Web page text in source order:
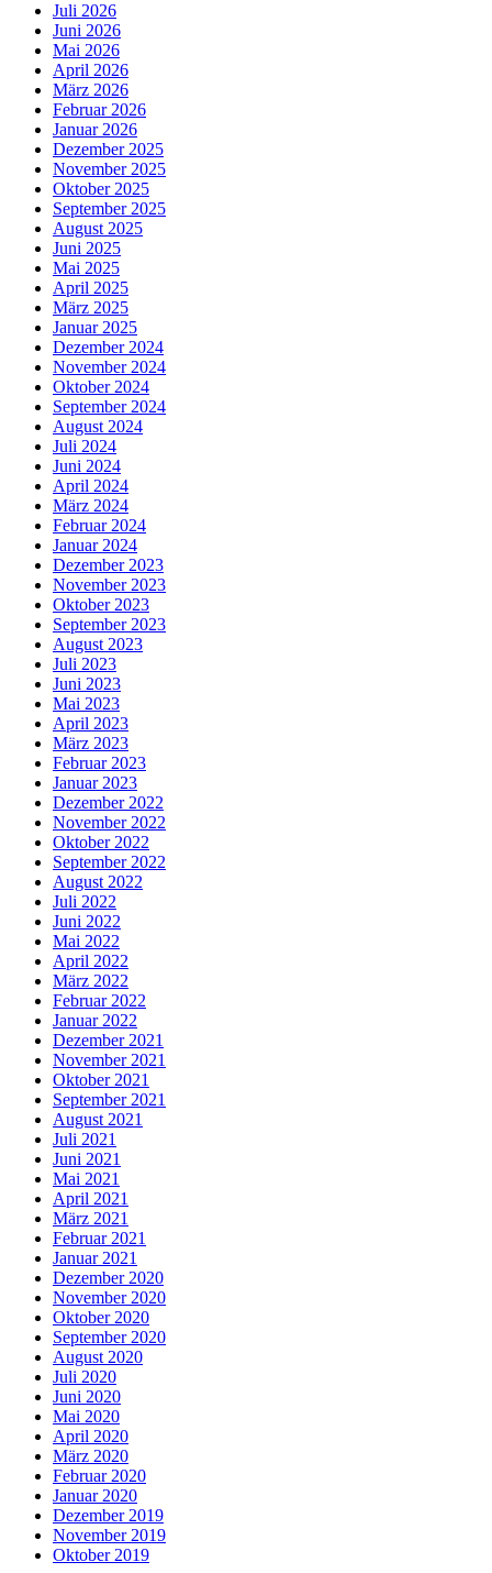
Juli 2026
Juni 2026
Mai 2026
April 2026
März 2026
Februar 2026
Januar 2026
Dezember 2025
November 2025
Oktober 2025
September 2025
August 2025
Juni 2025
Mai 2025
April 2025
März 2025
Januar 2025
Dezember 2024
November 2024
Oktober 2024
September 2024
August 2024
Juli 2024
Juni 2024
April 2024
März 2024
Februar 2024
Januar 2024
Dezember 2023
November 2023
Oktober 2023
September 2023
August 2023
Juli 2023
Juni 2023
Mai 2023
April 2023
März 2023
Februar 2023
Januar 2023
Dezember 2022
November 2022
Oktober 2022
September 2022
August 2022
Juli 2022
Juni 2022
Mai 2022
April 2022
März 2022
Februar 2022
Januar 2022
Dezember 2021
November 2021
Oktober 2021
September 2021
August 2021
Juli 2021
Juni 2021
Mai 2021
April 2021
März 2021
Februar 2021
Januar 2021
Dezember 2020
November 2020
Oktober 2020
September 2020
August 2020
Juli 2020
Juni 2020
Mai 2020
April 2020
März 2020
Februar 2020
Januar 2020
Dezember 2019
November 2019
Oktober 2019